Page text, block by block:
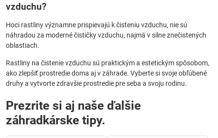
vzduchu?
Hoci rastliny významne prispievajú k čisteniu vzduchu, nie sú
náhradou za moderné čističky vzduchu, najmä v silne znečistených
oblastiach.
Rastliny na čistenie vzduchu sú praktickým a estetickým spôsobom,
ako zlepšiť prostredie doma aj v záhrade. Vyberte si svoje obľúbené
druhy a vytvorte zdravšie prostredie pre seba a svoju rodinu.
Prezrite si aj naše ďalšie
záhradkárske tipy.